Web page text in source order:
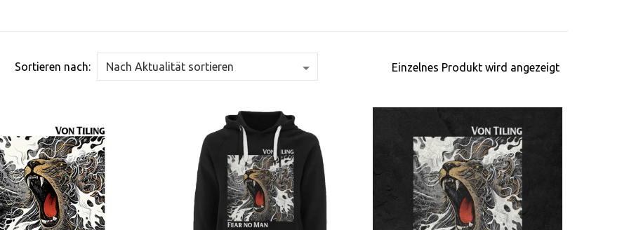
Sortieren nach: Einzelnes Produkt wird angezeigt